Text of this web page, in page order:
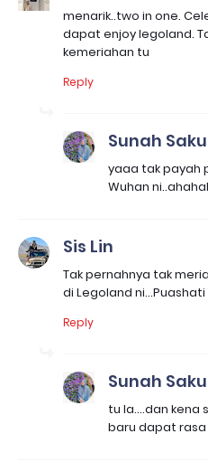
menarik..two in one.
dapat enjoy legoland.
kemeriahan tu
Reply
Sunah
yaaa tak payah
Wuhan
Sis Lin
Tak pernahnya tak
di Legoland
Reply
Sunah
tu la....dan
baru dapat rasa